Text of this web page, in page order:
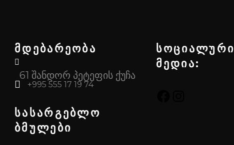
მდებარეობა
61 შანდორ პეტეფის ქუჩა
+995 555 17 19 74
სასარგებლო
ბმულები
სოციალური
მედია: